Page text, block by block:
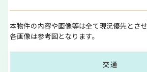
本物件の内容や画像等は全て現況優先とさせ
各画像は参考図となります。
交通